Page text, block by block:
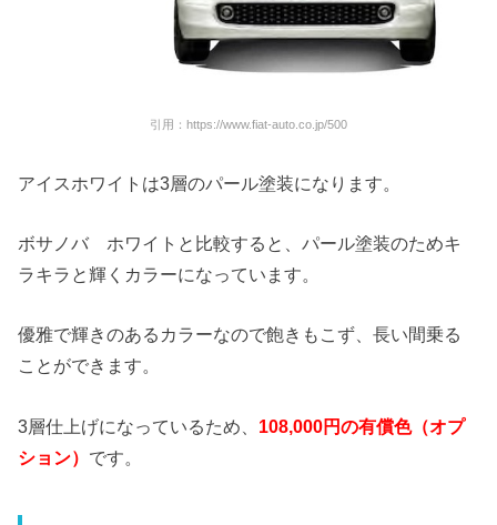
引用：https://www.fiat-auto.co.jp/500
アイスホワイトは3層のパール塗装になります。
ボサノバ ホワイトと比較すると、パール塗装のためキ
ラキラと輝くカラーになっています。
優雅で輝きのあるカラーなので飽きもこず、長い間乗る
ことができます。
3層仕上げになっているため、 108,000円の有償色（オプ
ション） です。